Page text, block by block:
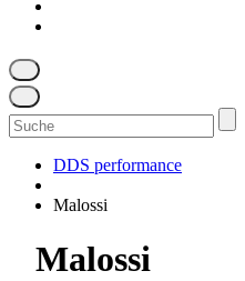
Suchen
nach:
DDS performance
Malossi
Malossi